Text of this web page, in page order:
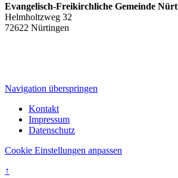
Evangelisch-Freikirchliche Gemeinde
Helmholtzweg 32
72622 Nürtingen
Navigation überspringen
Kontakt
Impressum
Datenschutz
Cookie Einstellungen anpassen
↑